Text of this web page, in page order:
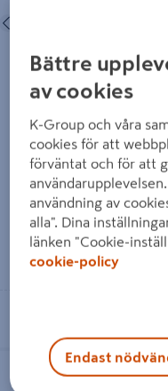
SJÄLVHÄ 28MM 12ST SB
29 kr
Läs mer
FILTTASS SJÄLVHÄ BÅREBO
Bättre
av cookies
K-Group och våra
cookies för att
förväntat och för att
användning av
alla". Dina
länken "Cookie-
cookie-policy
Endast